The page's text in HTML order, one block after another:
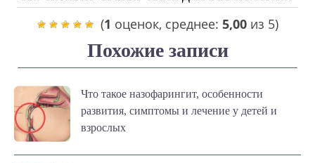
(1 оценок, среднее: 5,00из 5)
Похожие записи
Что такое назофарингит, особенности
развития, симптомы и лечение у детей и
взрослых